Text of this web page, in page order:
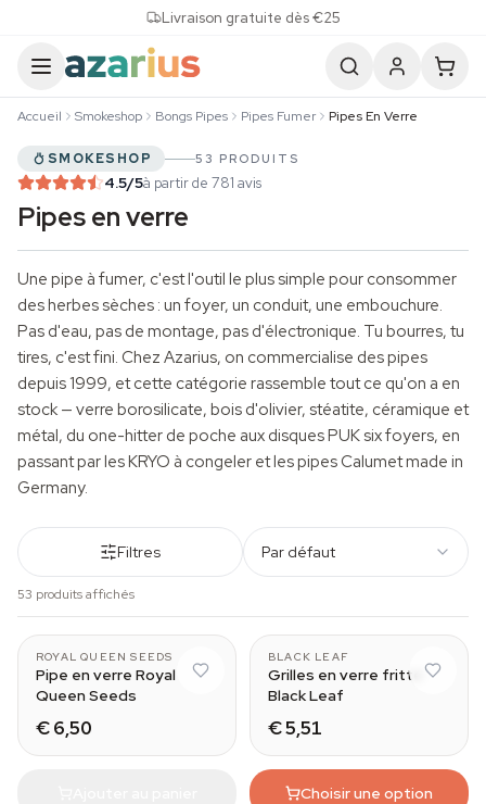
Livraison gratuite dès €25
Accueil Smokeshop Bongs Pipes Pipes Fumer Pipes En Verre
SMOKESHOP 53 PRODUITS
4.5/5à partir de 781 avis
Pipes en verre
Une pipe à fumer, c'est l'outil le plus simple pour consommer
des herbes sèches : un foyer, un conduit, une embouchure.
Pas d'eau, pas de montage, pas d'électronique. Tu bourres, tu
tires, c'est fini. Chez Azarius, on commercialise des pipes
depuis 1999, et cette catégorie rassemble tout ce qu'on a en
stock — verre borosilicate, bois d'olivier, stéatite, céramique et
métal, du one-hitter de poche aux disques PUK six foyers, en
passant par les KRYO à congeler et les pipes Calumet made in
Germany.
Filtres Par défaut
53 produits affichés
ROYAL QUEEN SEEDS
Pipe en verre Royal
Queen Seeds
€ 6,50
BLACK LEAF
Grilles en verre fritté
Black Leaf
€ 5,51
Choisir une option